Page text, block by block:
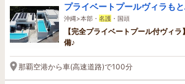
プライベートプールヴィラも
沖縄>本部・ 名護 ・国頭
【完全プライベートプール付ヴィ
備♪
那覇空港から車(高速道路)で100分